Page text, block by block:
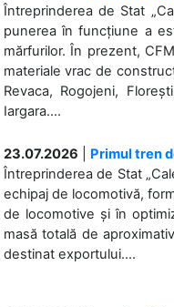
Întreprinderea de Stat
punerea în funcțiune a
mărfurilor. În prezent,
materiale vrac de
Revaca, Rogojeni,
Iargara....
23.07.2026
Primul tren
Întreprinderea de Stat
echipaj de locomotivă,
de locomotive și în
masă totală de
destinat exportului....